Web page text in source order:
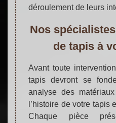
déroulement de leurs
Nos
de tapis à
Avant toute
tapis devront se
analyse des
l’histoire de votre tapis
Chaque pièce